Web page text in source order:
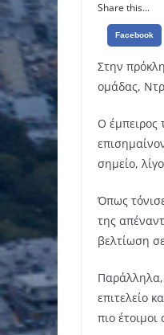
Share this...
Facebook
Στην
ομάδας,
Ο έμπειρος
σημείο,
Όπως
της
βελτίωση
Παράλληλα,
επιτελείο
πιο